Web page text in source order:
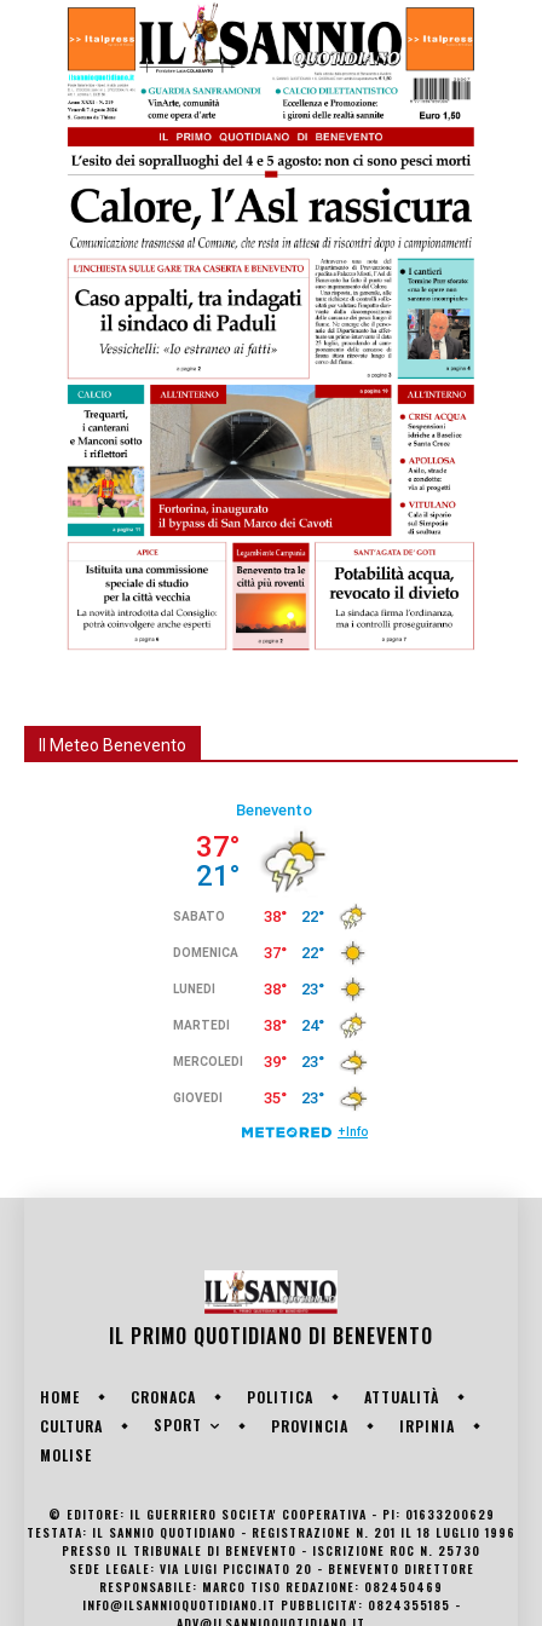
Il Meteo Benevento
IL PRIMO QUOTIDIANO DI BENEVENTO
HOME CRONACA POLITICA
ATTUALITÀ
CULTURA
SPORT PROVINCIA
IRPINIA
MOLISE
© EDITORE: IL GUERRIERO SOCIETA' COOPERATIVA - PI: 01633200629
TESTATA: IL SANNIO QUOTIDIANO - REGISTRAZIONE N. 201 IL 18 LUGLIO 1996
PRESSO IL TRIBUNALE DI BENEVENTO - ISCRIZIONE ROC N. 25730
SEDE LEGALE: VIA LUIGI PICCINATO 20 - BENEVENTO DIRETTORE
RESPONSABILE: MARCO TISO REDAZIONE: 082450469
INFO@ILSANNIOQUOTIDIANO.IT PUBBLICITA': 0824355185 -